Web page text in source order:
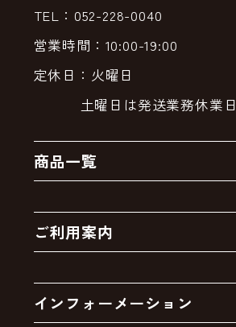
TEL：052-228-0040
営業時間：10:00-19:00
定休日：火曜日
土曜日は発送業務休業日
商品一覧
クーポン
卸販売・大量注文
ご利用案内
お支払いについて
インフォーメーション